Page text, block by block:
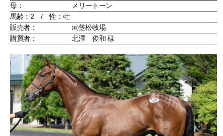
母：
メリートーン
馬齢：2 / 性：牡
販売者：
㈲笠松牧場
購買者：
北澤 俊和 様